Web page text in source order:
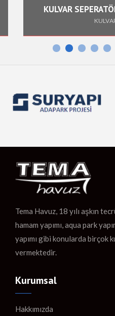
KULVAR SEPERATÖR
KULVAR
Tema Havuz, 18 yılı aşkın
hamam yapımı, aqua park
yapımı gibi konularda birçok
vermektedir.
Kurumsal
Hakkımızda